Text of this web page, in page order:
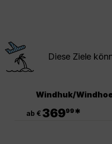
Diese Ziele
Windhuk/
ab € 36999*